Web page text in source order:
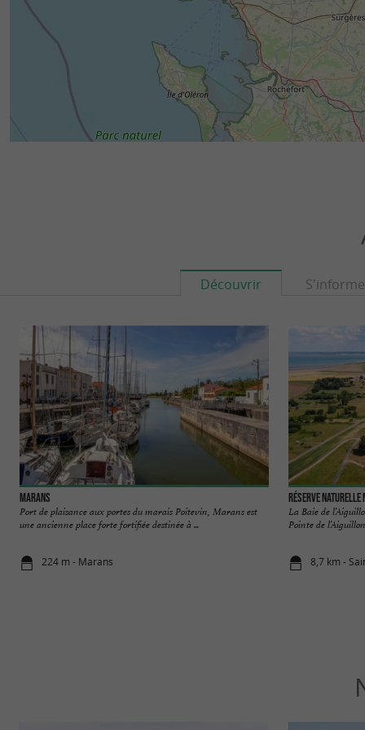
Découvrir
Marans
Port de plaisance aux portes du marais Poitevin, Marans est
une ancienne place forte fortifiée destinée à ...
224 m - Marans
Réserve Naturelle
La Baie de
Pointe de
8,7 km -